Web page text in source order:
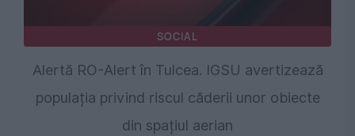
SOCIAL
Alertă RO-Alert în Tulcea. IGSU avertizează
populația privind riscul căderii unor obiecte
din spațiul aerian